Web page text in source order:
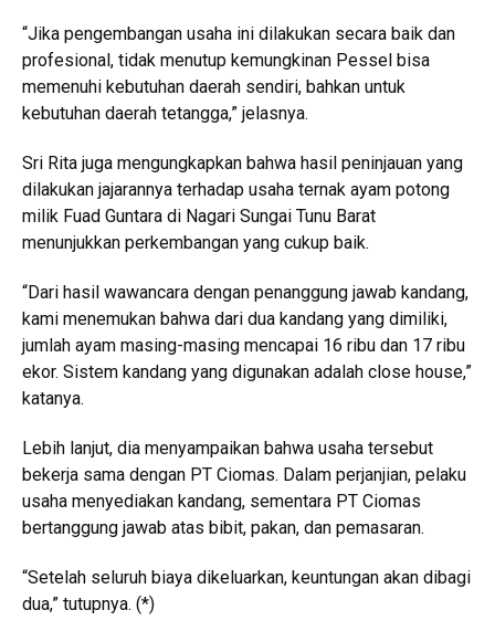
“Jika pengembangan usaha ini dilakukan secara baik dan
profesional, tidak menutup kemungkinan Pessel bisa
memenuhi kebutuhan daerah sendiri, bahkan untuk
kebutuhan daerah tetangga,” jelasnya.
Sri Rita juga mengungkapkan bahwa hasil peninjauan yang
dilakukan jajarannya terhadap usaha ternak ayam potong
milik Fuad Guntara di Nagari Sungai Tunu Barat
menunjukkan perkembangan yang cukup baik.
“Dari hasil wawancara dengan penanggung jawab kandang,
kami menemukan bahwa dari dua kandang yang dimiliki,
jumlah ayam masing-masing mencapai 16 ribu dan 17 ribu
ekor. Sistem kandang yang digunakan adalah close house,”
katanya.
Lebih lanjut, dia menyampaikan bahwa usaha tersebut
bekerja sama dengan PT Ciomas. Dalam perjanjian, pelaku
usaha menyediakan kandang, sementara PT Ciomas
bertanggung jawab atas bibit, pakan, dan pemasaran.
“Setelah seluruh biaya dikeluarkan, keuntungan akan dibagi
dua,” tutupnya. (*)